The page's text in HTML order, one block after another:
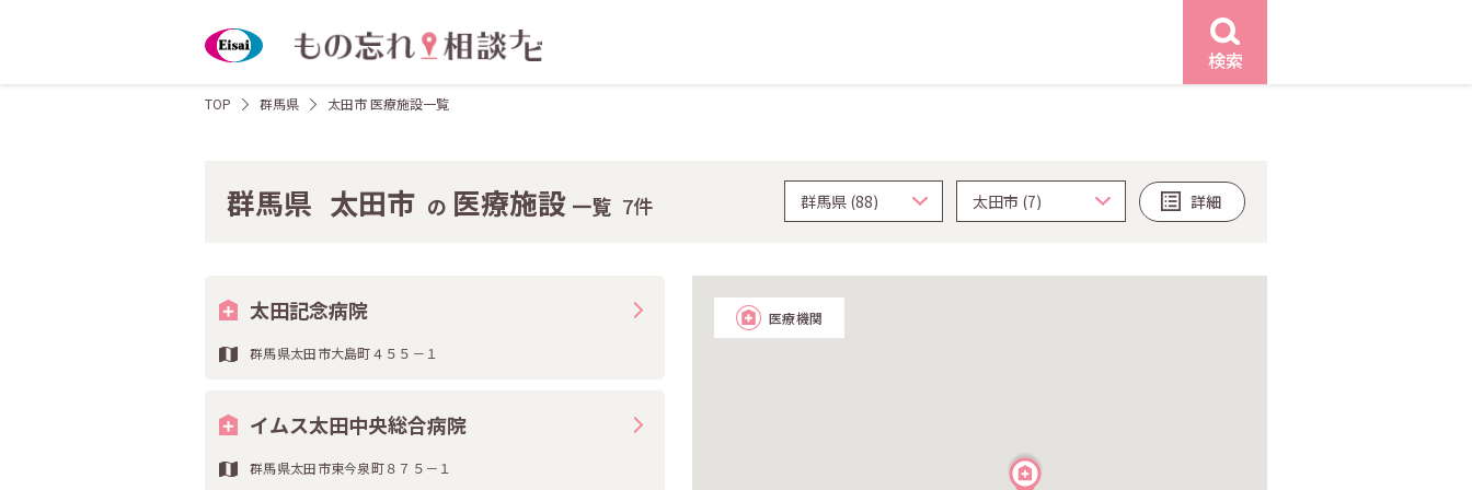
検索
TOP 群馬県 太田市 医療施設一覧
群馬県 太田市 の 医療施設 一覧 7件 詳細
太田記念病院
群馬県太田市大島町４５５－１
イムス太田中央総合病院
群馬県太田市東今泉町８７５－１
医療機関